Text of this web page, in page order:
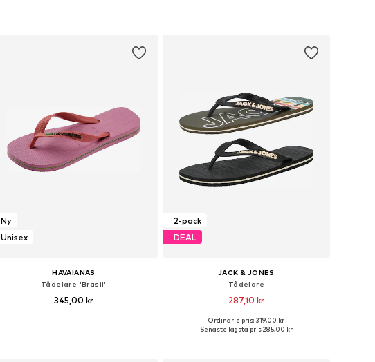
Ny
Unisex
HAVAIANAS
Tådelare 'Brasil'
345,00 kr
2-pack
DEAL
JACK & JONES
Tådelare
287,10 kr
Tillgängliga storlekar: 40-41, 42-43
Ordinarie pris: 319,00 kr
Senaste lägsta pris:285,00 kr